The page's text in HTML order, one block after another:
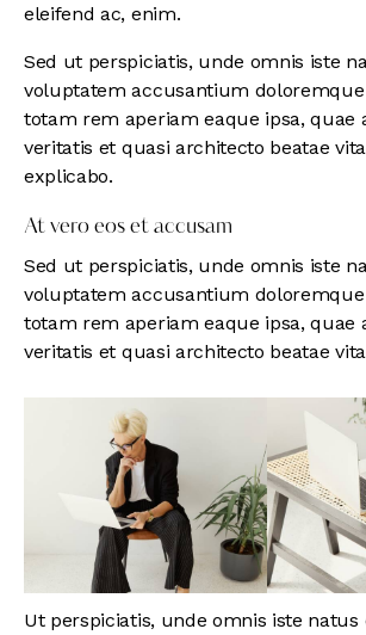
eleifend ac, enim.
Sed ut perspiciatis, unde omnis iste
voluptatem accusantium
totam rem aperiam eaque ipsa, quae
veritatis et quasi architecto beatae
explicabo.
At vero eos et accusam
Sed ut perspiciatis, unde omnis iste
voluptatem accusantium
totam rem aperiam eaque ipsa, quae
veritatis et quasi architecto beatae
Ut perspiciatis, unde omnis iste natus